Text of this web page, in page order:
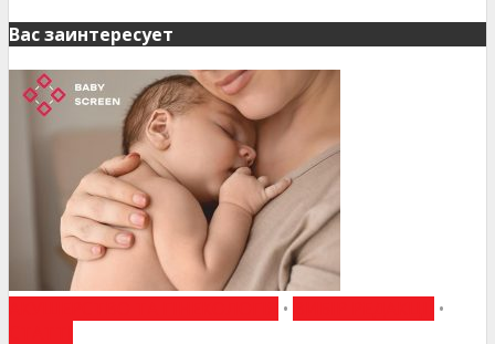
Вас заинтересует
•
•